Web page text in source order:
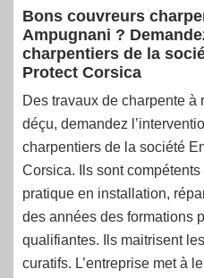
Bons couvreurs
Ampugnani ?
charpentiers de la
Protect Corsica
Des travaux de charpente à
déçu, demandez
charpentiers de la société
Corsica. Ils sont
pratique en installation,
des années des formations
qualifiantes. Ils maitrisent
curatifs. L’entreprise met à